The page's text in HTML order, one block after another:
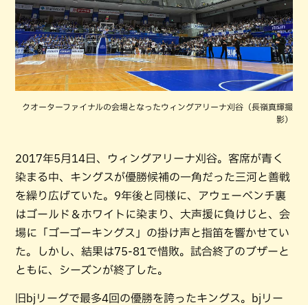
クオーターファイナルの会場となったウィングアリーナ刈谷（長嶺真輝撮
影）
2017年5月14日、ウィングアリーナ刈谷。客席が青く
染まる中、キングスが優勝候補の一角だった三河と善戦
を繰り広げていた。9年後と同様に、アウェーベンチ裏
はゴールド＆ホワイトに染まり、大声援に負けじと、会
場に「ゴーゴーキングス」の掛け声と指笛を響かせてい
た。しかし、結果は75-81で惜敗。試合終了のブザーと
ともに、シーズンが終了した。
旧bjリーグで最多4回の優勝を誇ったキングス。bjリー